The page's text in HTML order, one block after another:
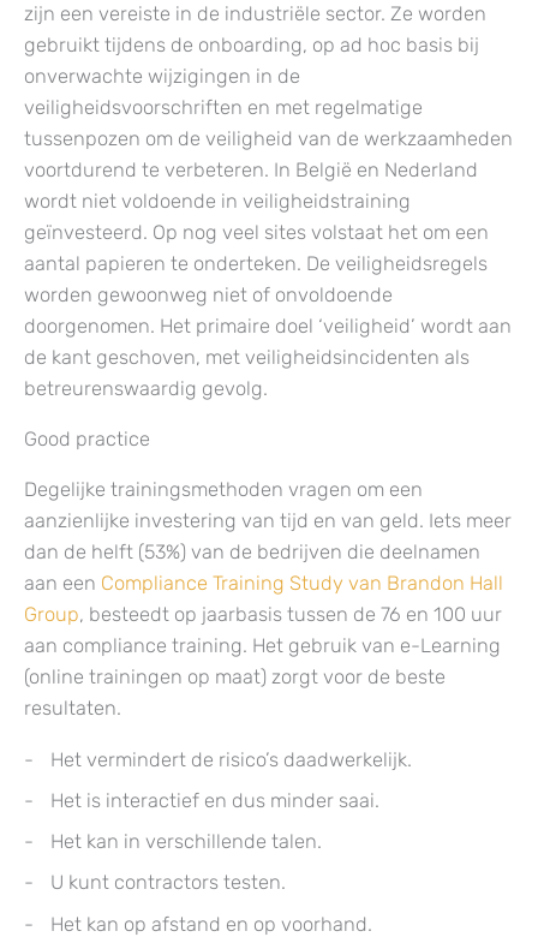
zijn een vereiste in de industriële sector. Ze worden
gebruikt tijdens de onboarding, op ad hoc basis bij
onverwachte wijzigingen in de
veiligheidsvoorschriften en met regelmatige
tussenpozen om de veiligheid van de werkzaamheden
voortdurend te verbeteren. In België en Nederland
wordt niet voldoende in veiligheidstraining
geïnvesteerd. Op nog veel sites volstaat het om een
aantal papieren te onderteken. De veiligheidsregels
worden gewoonweg niet of onvoldoende
doorgenomen. Het primaire doel ‘veiligheid’ wordt aan
de kant geschoven, met veiligheidsincidenten als
betreurenswaardig gevolg.
Good practice
Degelijke trainingsmethoden vragen om een
aanzienlijke investering van tijd en van geld. Iets meer
dan de helft (53%) van de bedrijven die deelnamen
aan een Compliance Training Study van Brandon Hall
Group, besteedt op jaarbasis tussen de 76 en 100 uur
aan compliance training. Het gebruik van e-Learning
(online trainingen op maat) zorgt voor de beste
resultaten.
Het vermindert de risico’s daadwerkelijk.
Het is interactief en dus minder saai.
Het kan in verschillende talen.
U kunt contractors testen.
Het kan op afstand en op voorhand.